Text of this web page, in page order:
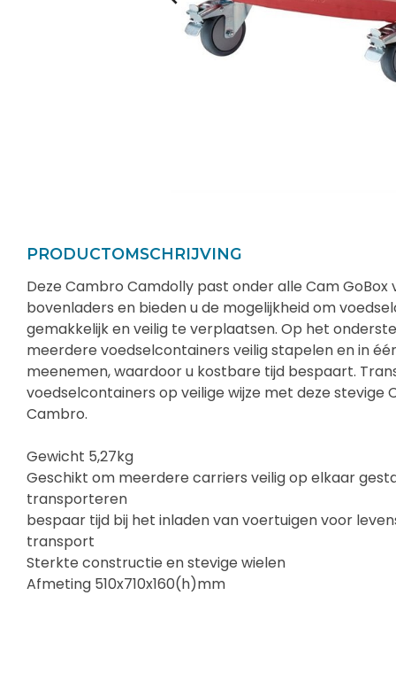
PRODUCTOMSCHRIJVING
Deze Cambro Camdolly past onder alle Cam GoBox
bovenladers en bieden u de mogelijkheid om
gemakkelijk en veilig te verplaatsen. Op het
meerdere voedselcontainers veilig stapelen en in
meenemen, waardoor u kostbare tijd bespaart.
voedselcontainers op veilige wijze met deze stevige
Cambro.
Gewicht 5,27kg
Geschikt om meerdere carriers veilig op elkaar
transporteren
bespaar tijd bij het inladen van voertuigen voor
transport
Sterkte constructie en stevige wielen
Afmeting 510x710x160(h)mm